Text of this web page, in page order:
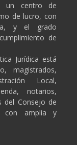
un centro de
de lucro, con
y el grado
de
Jurídica está
magistrados,
Local,
notarios,
del Consejo de
con amplia y